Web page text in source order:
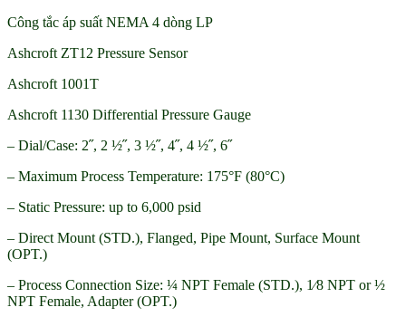
Công tắc áp suất NEMA 4 dòng LP
Ashcroft ZT12 Pressure Sensor
Ashcroft 1001T
Ashcroft 1130 Differential Pressure Gauge
– Dial/Case: 2˝, 2 ½˝, 3 ½˝, 4˝, 4 ½˝, 6˝
– Maximum Process Temperature: 175°F (80°C)
– Static Pressure: up to 6,000 psid
– Direct Mount (STD.), Flanged, Pipe Mount, Surface Mount
(OPT.)
– Process Connection Size: ¼ NPT Female (STD.), 1⁄8 NPT or ½
NPT Female, Adapter (OPT.)